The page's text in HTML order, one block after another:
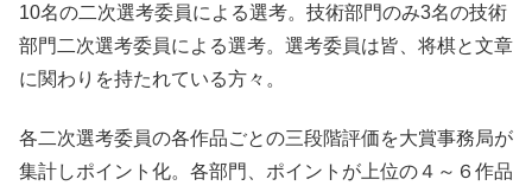
10名の二次選考委員による選考。技術部門のみ3名の技術
部門二次選考委員による選考。選考委員は皆、将棋と文章
に関わりを持たれている方々。
各二次選考委員の各作品ごとの三段階評価を大賞事務局が
集計しポイント化。各部門、ポイントが上位の４～６作品